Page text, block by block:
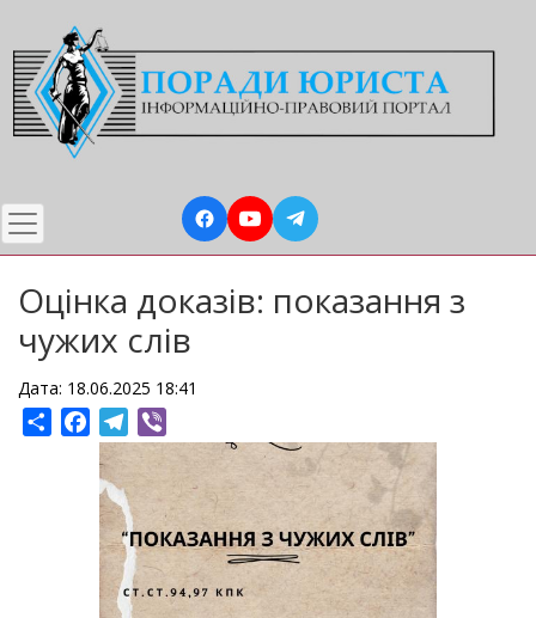
до
основного
вмісту
Оцінка доказів: показання з
чужих слів
Дата: 18.06.2025 18:41
ShareFacebookTelegram